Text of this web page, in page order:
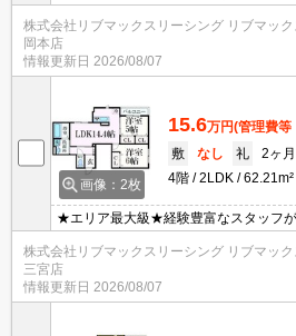
望がありましたらお申し付けください
能！オンライン内覧・オンライン契約
問題ありません♪弊社ではネットに掲載
可能になりますので気になる物件は全
株式会社リブマックスリーシング リブマック
岡本店
情報更新日 2026/08/07
画像：2枚
15.6万円(管理費等
敷
なし 礼
2ヶ月
4階
2LDK 62.21m²
★エリア最大級★経験豊富なスタッフが
望がありましたらお申し付けください
能！オンライン内覧・オンライン契約
問題ありません♪弊社ではネットに掲載
可能になりますので気になる物件は全
株式会社リブマックスリーシング リブマック
三宮店
情報更新日 2026/08/07